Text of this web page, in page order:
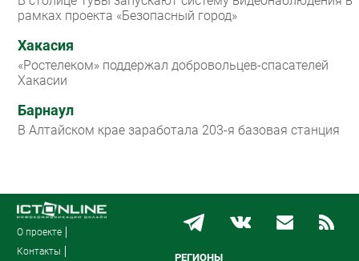
рамках проекта «Безопасный город»
Хакасия
«Ростелеком» поддержал добровольцев-спасателей
Хакасии
Барнаул
В Алтайском крае заработала 203-я базовая станция
О проекте
Контакты
РЕГИОНЫ